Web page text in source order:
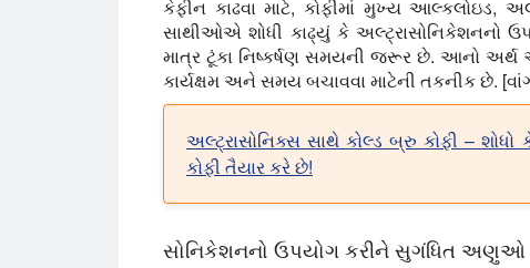
કેફીન કાઢવા માટે, કોફીમાં મુખ્ય આલ્કલોઇડ,
સાથીઓએ શોધી કાઢ્યું કે અલ્ટ્રાસોનિકેશનનો
માત્ર ટૂંકા નિષ્કર્ષણ સમયની જરૂર છે. આનો
કાર્યક્ષમ અને સમય બચાવવા માટેની તકનીક છે.
અલ્ટ્રાસોનિક્સ સાથે કોલ્ડ બ્રુ કોફી – શોધો
કોફી તૈયાર કરે છે!
સોનિકેશનનો ઉપયોગ કરીને સુગંધિત અણુઓ